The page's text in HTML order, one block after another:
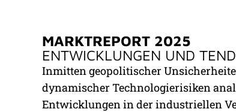
MARKTREPORT 2025
ENTWICKLUNGEN UND
Inmitten geopolitischer
dynamischer Technologierisiken
Entwicklungen in der industriellen